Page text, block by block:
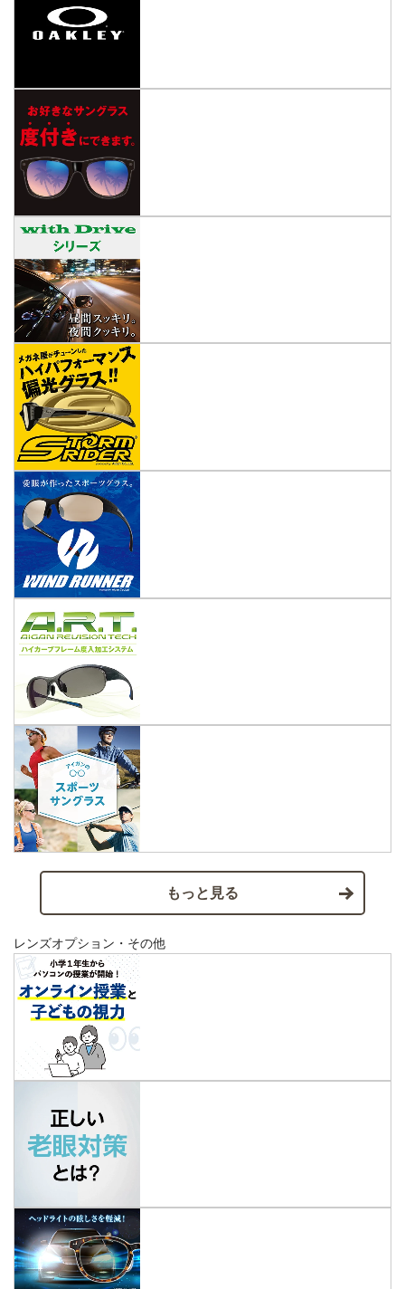
もっと見る
レンズオプション・その他